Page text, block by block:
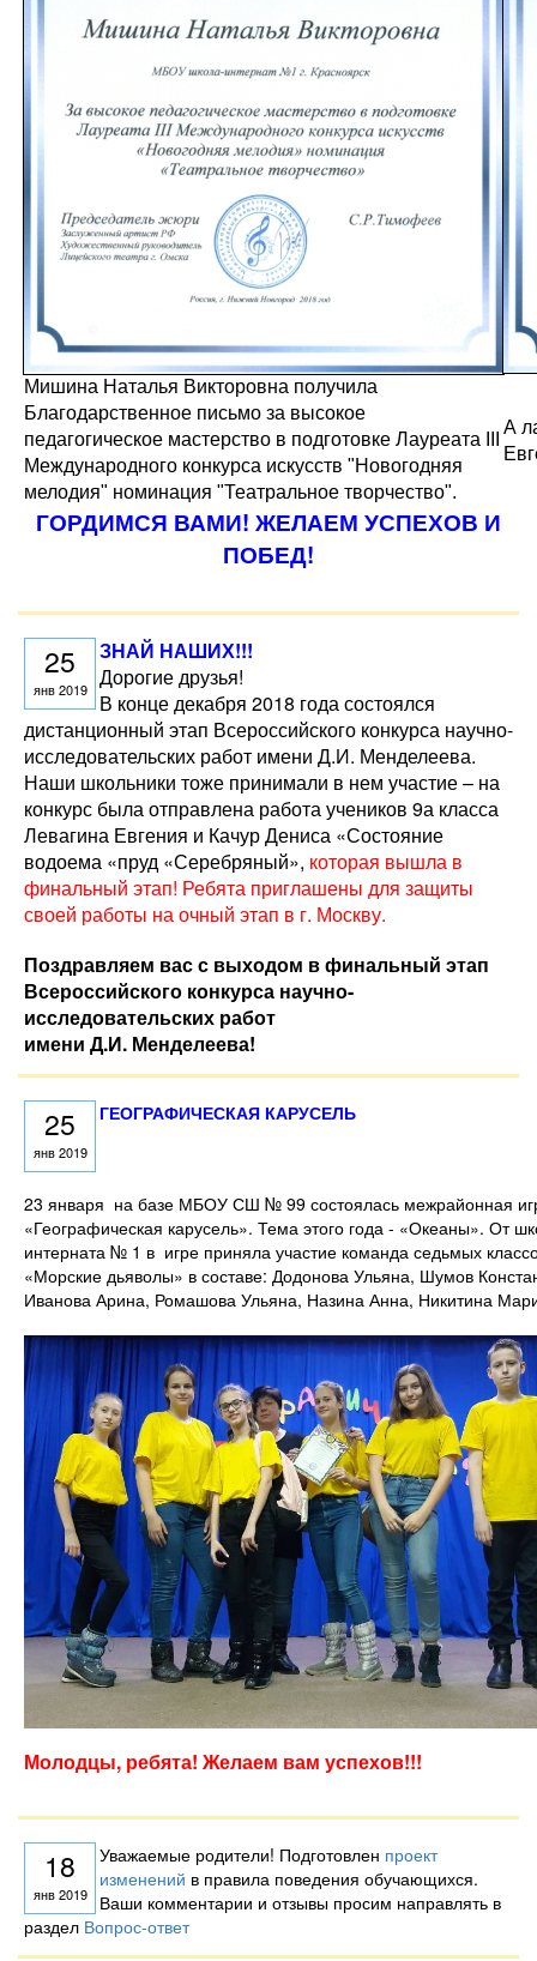
Мишина Наталья Викторовна получила
Благодарственное письмо за высокое
педагогическое мастерство в подготовке Лауреата III
Международного конкурса искусств "Новогодняя
мелодия" номинация "Театральное творчество".
А
ГОРДИМСЯ ВАМИ! ЖЕЛАЕМ УСПЕХОВ И
ПОБЕД!
25
янв 2019
ЗНАЙ НАШИХ!!!
Дорогие друзья!
В конце декабря 2018 года состоялся
дистанционный этап Всероссийского конкурса научно-
исследовательских работ имени Д.И. Менделеева.
Наши школьники тоже принимали в нем участие – на
конкурс была отправлена работа учеников 9а класса
Левагина Евгения и Качур Дениса «Состояние
водоема «пруд «Серебряный», которая вышла в
финальный этап! Ребята приглашены для защиты
своей работы на очный этап в г. Москву.
Поздравляем вас с выходом в финальный этап
Всероссийского конкурса научно-
исследовательских работ
имени Д.И. Менделеева!
25
янв 2019
ГЕОГРАФИЧЕСКАЯ КАРУСЕЛЬ
23 января на базе МБОУ СШ № 99 состоялась межрайонная
«Географическая карусель». Тема этого года - «Океаны». От
интерната № 1 в игре приняла участие команда седьмых
«Морские дьяволы» в составе: Додонова Ульяна, Шумов
Иванова Арина, Ромашова Ульяна, Назина Анна, Никитина
Молодцы, ребята! Желаем вам успехов!!!
18
янв 2019
Уважаемые родители! Подготовлен проект
изменений в правила поведения обучающихся.
Ваши комментарии и отзывы просим направлять в
раздел Вопрос-ответ